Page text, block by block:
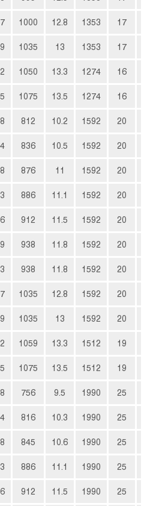
1000 12.8 1353 17
1035 13 1353 17
1050 13.3 1274 16
1075 13.5 1274 16
812 10.2 1592 20
836 10.5 1592 20
876 11 1592 20
886 11.1 1592 20
912 11.5 1592 20
938 11.8 1592 20
938 11.8 1592 20
1035 12.8 1592 20
1035 13 1592 20
1059 13.3 1512 19
1075 13.5 1512 19
756 9.5 1990 25
816 10.3 1990 25
845 10.6 1990 25
886 11.1 1990 25
912 11.5 1990 25